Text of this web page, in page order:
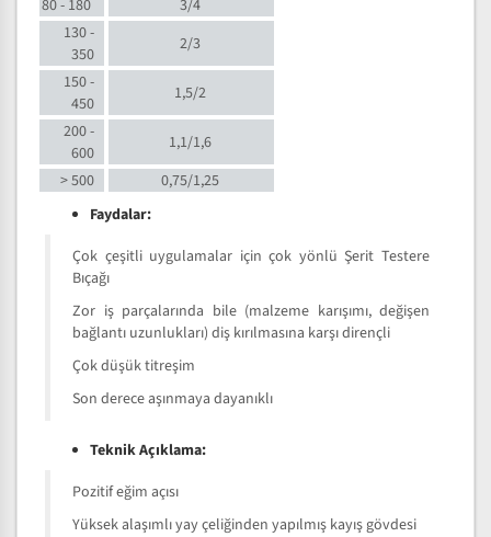
80 - 180
3/4
130 -
350
2/3
150 -
450
1,5/2
200 -
600
1,1/1,6
> 500
0,75/1,25
Faydalar:
Çok çeşitli uygulamalar için çok yönlü Şerit Testere
Bıçağı
Zor iş parçalarında bile (malzeme karışımı, değişen
bağlantı uzunlukları) diş kırılmasına karşı dirençli
Çok düşük titreşim
Son derece aşınmaya dayanıklı
Teknik Açıklama:
Pozitif eğim açısı
Yüksek alaşımlı yay çeliğinden yapılmış kayış gövdesi